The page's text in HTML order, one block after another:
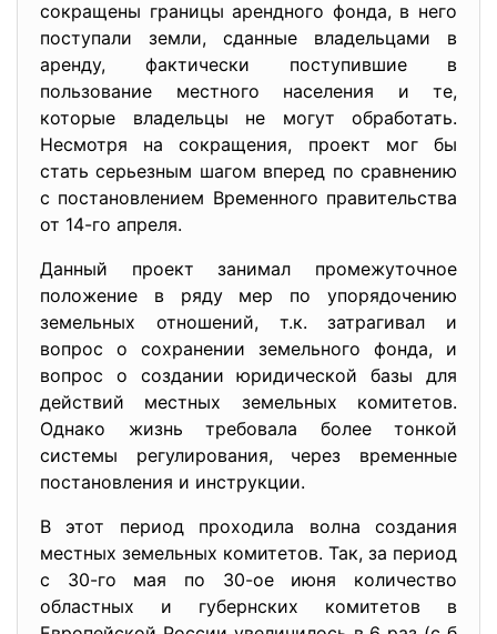
сокращены границы арендного фонда, в него
поступали земли, сданные владельцами в
аренду, фактически поступившие в
пользование местного населения и те,
которые владельцы не могут обработать.
Несмотря на сокращения, проект мог бы
стать серьезным шагом вперед по сравнению
с постановлением Временного правительства
от 14-го апреля.
Данный проект занимал промежуточное
положение в ряду мер по упорядочению
земельных отношений, т.к. затрагивал и
вопрос о сохранении земельного фонда, и
вопрос о создании юридической базы для
действий местных земельных комитетов.
Однако жизнь требовала более тонкой
системы регулирования, через временные
постановления и инструкции.
В этот период проходила волна создания
местных земельных комитетов. Так, за период
с 30-го мая по 30-ое июня количество
областных и губернских комитетов в